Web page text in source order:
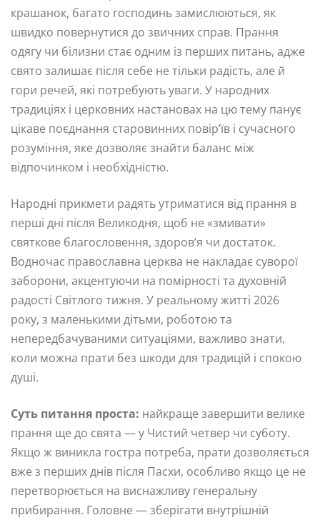
крашанок, багато господинь замислюються, як
швидко повернутися до звичних справ. Прання
одягу чи білизни стає одним із перших питань, адже
свято залишає після себе не тільки радість, але й
гори речей, які потребують уваги. У народних
традиціях і церковних настановах на цю тему панує
цікаве поєднання старовинних повір’їв і сучасного
розуміння, яке дозволяє знайти баланс між
відпочинком і необхідністю.
Народні прикмети радять утриматися від прання в
перші дні після Великодня, щоб не «змивати»
святкове благословення, здоров’я чи достаток.
Водночас православна церква не накладає суворої
заборони, акцентуючи на помірності та духовній
радості Світлого тижня. У реальному житті 2026
року, з маленькими дітьми, роботою та
непередбачуваними ситуаціями, важливо знати,
коли можна прати без шкоди для традицій і спокою
душі.
Суть питання проста: найкраще завершити велике
прання ще до свята — у Чистий четвер чи суботу.
Якщо ж виникла гостра потреба, прати дозволяється
вже з перших днів після Пасхи, особливо якщо це не
перетворюється на виснажливу генеральну
прибирання. Головне — зберігати внутрішній